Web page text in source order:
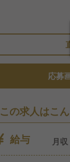
応募
この求人はこん
給与
月収